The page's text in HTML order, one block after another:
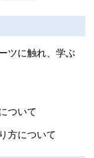
ツに触れ、学ぶ
ついて
方について